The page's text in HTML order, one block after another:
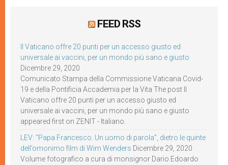
FEED RSS
Il Vaticano offre 20 punti per un accesso giusto ed
universale ai vaccini, per un mondo più sano e giusto
Dicembre 29, 2020
Comunicato Stampa della Commissione Vaticana Covid-
19 e della Pontificia Accademia per la Vita The post Il
Vaticano offre 20 punti per un accesso giusto ed
universale ai vaccini, per un mondo più sano e giusto
appeared first on ZENIT - Italiano.
LEV: “Papa Francesco. Un uomo di parola”, dietro le quinte
dell’omonimo film di Wim Wenders Dicembre 29, 2020
Volume fotografico a cura di monsignor Dario Edoardo